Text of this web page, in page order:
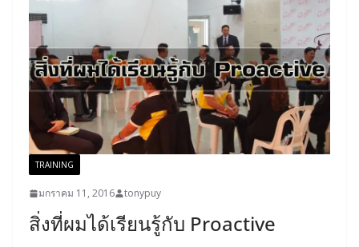
TRAINING
มกราคม 11, 2016 tonypuy
สิ่งที่ผมได้เรียนรู้กับ Proactive